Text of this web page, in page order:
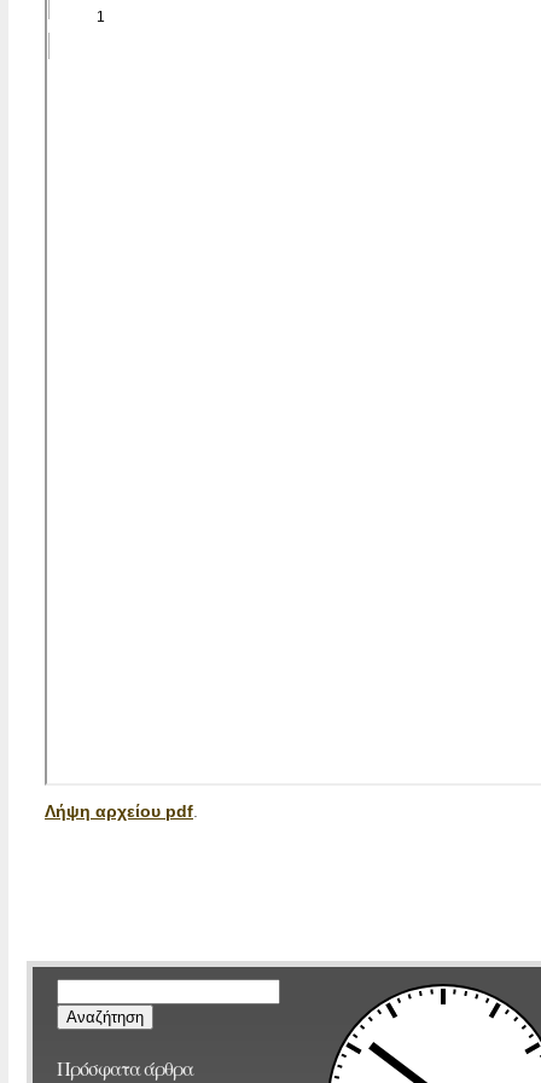
Λήψη αρχείου pdf
για:
Πρόσφατα άρθρα